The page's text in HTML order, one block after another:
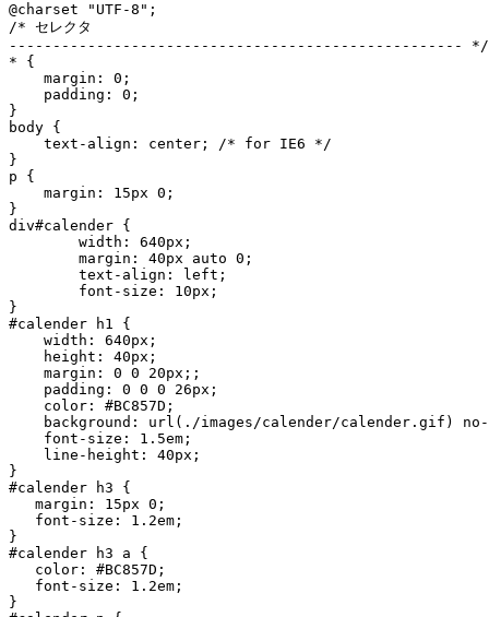
@charset "UTF-8";
/* セレクタ
---------------------------------------------------- */
* {
    margin: 0;
    padding: 0;
}
body {
    text-align: center; /* for IE6 */
}
p {
    margin: 15px 0;
}
div#calender {
        width: 640px;
        margin: 40px auto 0;
        text-align: left;
        font-size: 10px;
}
#calender h1 {
    width: 640px;
    height: 40px;
    margin: 0 0 20px;;
    padding: 0 0 0 26px;
    color: #BC857D;
background: url(./images/calender/calender.gif)
    font-size: 1.5em;
    line-height: 40px;
}
#calender h3 {
   margin: 15px 0;
   font-size: 1.2em;
}
#calender h3 a {
   color: #BC857D;
   font-size: 1.2em;
}